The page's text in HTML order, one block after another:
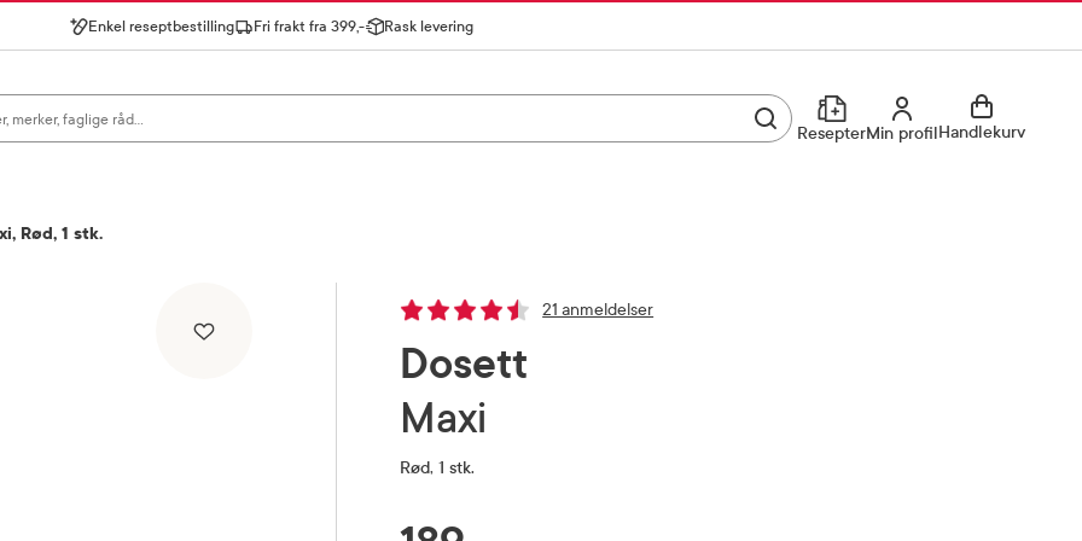
Enkel reseptbestilling Fri frakt fra 399,- Rask levering
Utfør søkResepterMin profilMin profilHandlekurv
Rød, 1 stk.
21 anmeldelser
Dosett
Maxi
Rød, 1 stk.
RABATTPROSENT